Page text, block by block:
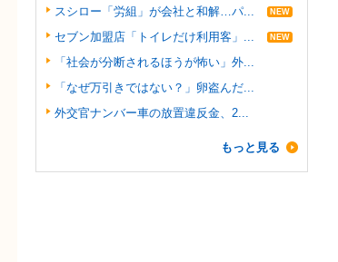
スシロー「労組」が会社と和解…パ... NEW
セブン加盟店「トイレだけ利用客」... NEW
「社会が分断されるほうが怖い」外...
「なぜ万引きではない？」卵盗んだ...
外交官ナンバー車の放置違反金、2...
もっと見る